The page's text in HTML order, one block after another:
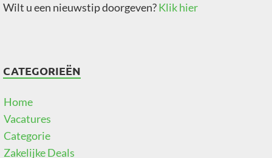
Wilt u een nieuwstip doorgeven?Klik hier
CATEGORIEËN
Home
Vacatures
Categorie
Zakelijke Deals